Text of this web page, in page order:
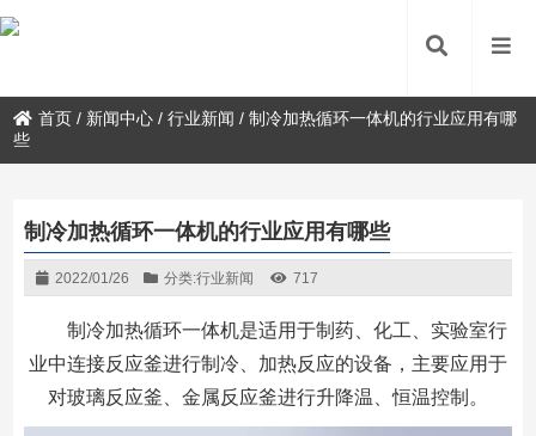
首页 / 新闻中心 /行业新闻 /制冷加热循环一体机的行业应用有哪
些
制冷加热循环一体机的行业应用有哪些
2022/01/26 分类:行业新闻 717
制冷加热循环一体机是适用于制药、化工、实验室行
业中连接反应釜进行制冷、加热反应的设备，主要应用于
对玻璃反应釜、金属反应釜进行升降温、恒温控制。